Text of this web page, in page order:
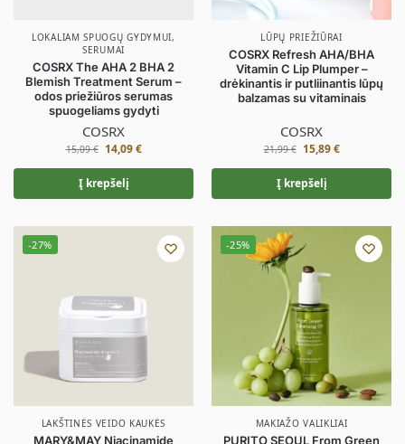
LOKALIAM SPUOGŲ GYDYMUI,
SERUMAI
COSRX The AHA 2 BHA 2
Blemish Treatment Serum –
odos priežiūros serumas
spuogeliams gydyti
COSRX
15,09€ 14,09€
Į krepšelį
LŪPŲ PRIEŽIŪRAI
COSRX Refresh AHA/BHA
Vitamin C Lip Plumper –
drėkinantis ir putliinantis lūpų
balzamas su vitaminais
COSRX
21,99€ 15,89€
Į krepšelį
-27%
LAKŠTINĖS VEIDO KAUKĖS
MARY&MAY Niacinamide
-25%
MAKIAŽO VALIKLIAI
PURITO SEOUL From Green